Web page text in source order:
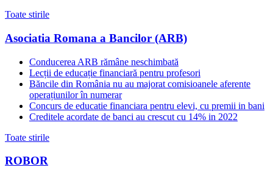
Toate stirile
Asociatia Romana a Bancilor (ARB)
Conducerea ARB rămâne neschimbată
Lecții de educație financiară pentru profesori
Băncile din România nu au majorat comisioanele aferente
operațiunilor în numerar
Concurs de educatie financiara pentru elevi, cu premii in bani
Creditele acordate de banci au crescut cu 14% in 2022
Toate stirile
ROBOR